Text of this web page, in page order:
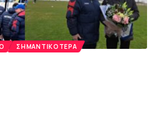
ΣΗΜΑΝΤΙΚΌΤΕΡΑ